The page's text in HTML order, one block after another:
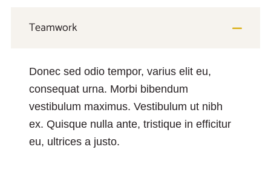
Teamwork
Donec sed odio tempor, varius elit eu,
consequat urna. Morbi bibendum
vestibulum maximus. Vestibulum ut nibh
ex. Quisque nulla ante, tristique in efficitur
eu, ultrices a justo.